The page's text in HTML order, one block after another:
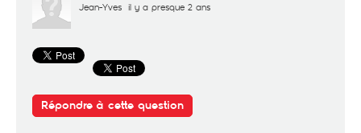
Jean-Yves il y a presque 2 ans
Répondre à cette question